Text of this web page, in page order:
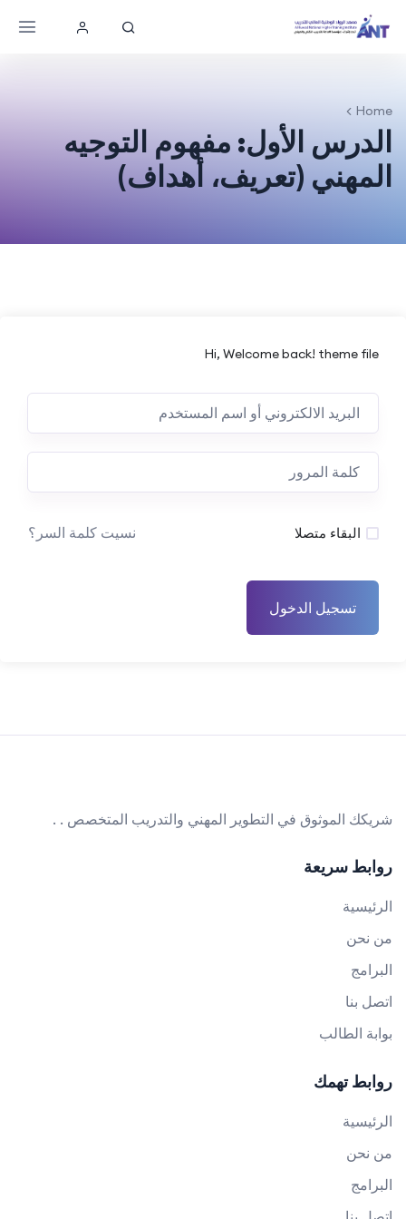
Home
الدرس الأول: مفهوم التوجيه
المهني (تعريف، أهداف)
Hi, Welcome back! theme file
البقاء متصلا نسيت كلمة السر؟
تسجيل الدخول
شريكك الموثوق في التطوير المهني والتدريب المتخصص . .
روابط سريعة
الرئيسية
من نحن
البرامج
اتصل بنا
بوابة الطالب
روابط تهمك
الرئيسية
من نحن
البرامج